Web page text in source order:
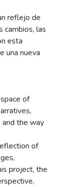
reflejo de
cambios, las
esta
una nueva
of
the way
of
project, the